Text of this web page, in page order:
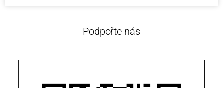
Podpořte nás